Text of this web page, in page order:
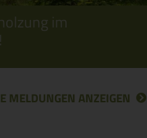
im
MELDUNGEN ANZEIGEN